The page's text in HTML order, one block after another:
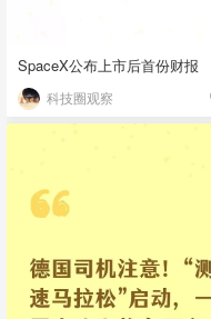
SpaceX公布上市后首份财报
科技圈观察